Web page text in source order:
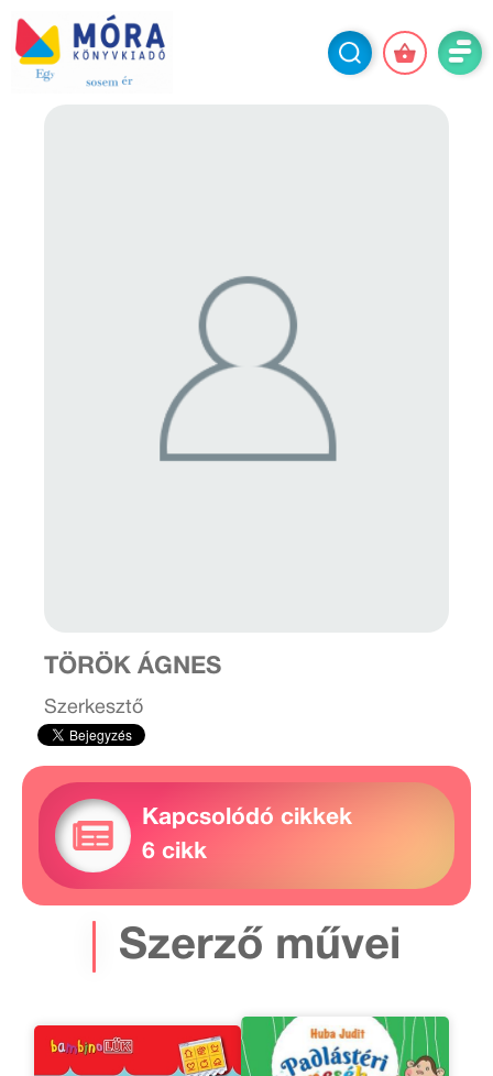
TÖRÖK ÁGNES
Szerkesztő
Kapcsolódó cikkek
6 cikk
Szerző művei